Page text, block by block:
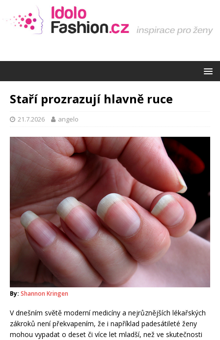
Staří prozrazují hlavně ruce
21.7.2026 angelo
By: Shannon Kringen
V dnešním světě moderní medicíny a nejrůznějších lékařských
zákroků není překvapením, že i například padesátileté ženy
mohou vypadat o deset či více let mladší, než ve skutečnosti